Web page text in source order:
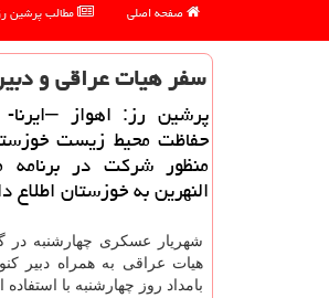
صفحه اصلی مطالب پرشین
سفر هیات عراقی و
پرشین رز: اهواز
حفاظت محیط زیست
منظور شركت در برنامه
النهرین به خوزستان اطلاع
شهریار عسكری چهارشنبه در
هیات عراقی به همراه دبیر
بامداد روز چهارشنبه با